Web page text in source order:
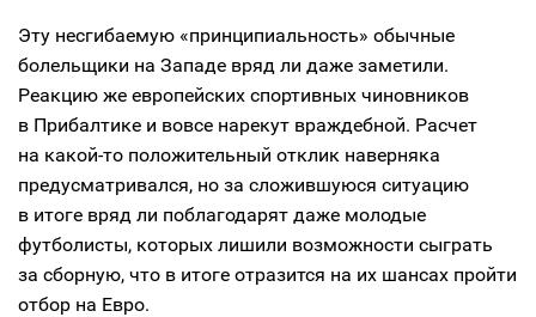
Эту несгибаемую «принципиальность» обычные
болельщики на Западе вряд ли даже заметили.
Реакцию же европейских спортивных чиновников
в Прибалтике и вовсе нарекут враждебной. Расчет
на какой-то положительный отклик наверняка
предусматривался, но за сложившуюся ситуацию
в итоге вряд ли поблагодарят даже молодые
футболисты, которых лишили возможности сыграть
за сборную, что в итоге отразится на их шансах пройти
отбор на Евро.